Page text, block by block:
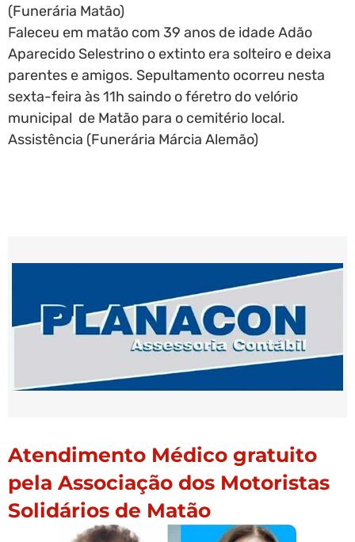
(Funerária Matão)
Faleceu em matão com 39 anos de idade Adão
Aparecido Selestrino o extinto era solteiro e deixa
parentes e amigos. Sepultamento ocorreu nesta
sexta-feira às 11h saindo o féretro do velório
municipal de Matão para o cemitério local.
Assistência (Funerária Márcia Alemão)
Atendimento Médico gratuito
pela Associação dos Motoristas
Solidários de Matão